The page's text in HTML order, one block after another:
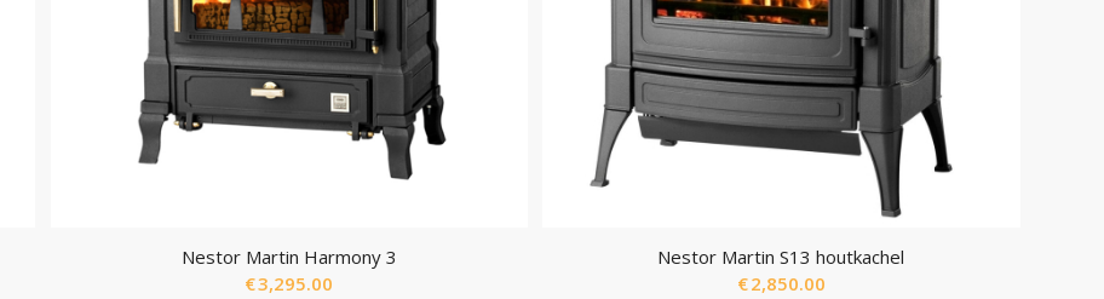
Nestor Martin Harmony 3
€3,295.00
Nestor Martin S13 houtkachel
€2,850.00